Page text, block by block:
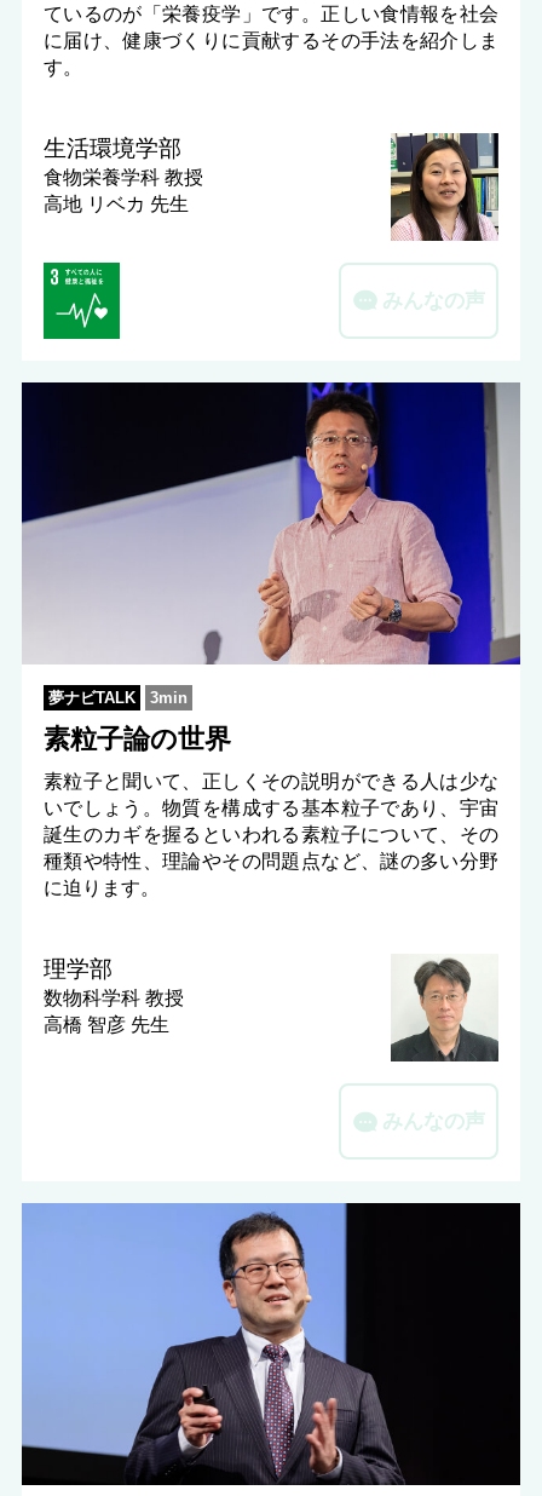
ているのが「栄養疫学」です。正しい食情報を社会
に届け、健康づくりに貢献するその手法を紹介しま
す。
生活環境学部
食物栄養学科 教授
高地 リベカ 先生
みんなの声
夢ナビTALK 3min
素粒子論の世界
素粒子と聞いて、正しくその説明ができる人は少な
いでしょう。物質を構成する基本粒子であり、宇宙
誕生のカギを握るといわれる素粒子について、その
種類や特性、理論やその問題点など、謎の多い分野
に迫ります。
理学部
数物科学科 教授
高橋 智彦 先生
みんなの声